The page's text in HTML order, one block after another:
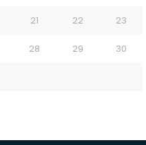
21 22 23
28 29 30